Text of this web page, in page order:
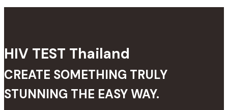
HIV TEST Thailand
CREATE SOMETHING TRULY
STUNNING THE EASY WAY.